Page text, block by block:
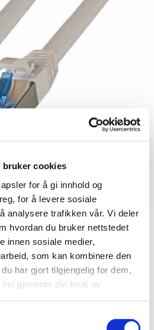
bruker cookies
for å gi innhold og
for å levere sosiale
analysere trafikken vår. Vi deler
hvordan du bruker nettstedet
innen sosiale medier,
som kan kombinere den
har gjort tilgjengelig for dem,
gjennom din bruk av